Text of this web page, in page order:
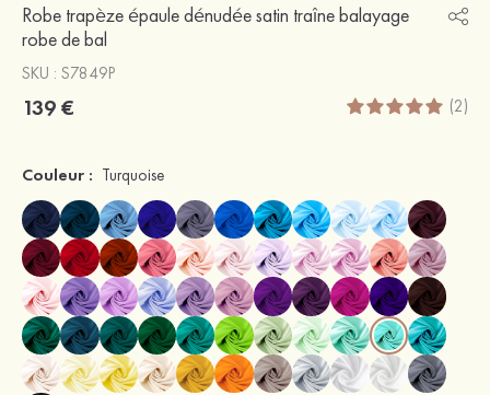
Robe trapèze épaule dénudée satin traîne balayage
robe de bal
SKU : S7849P
139 € (2)
Couleur : Turquoise